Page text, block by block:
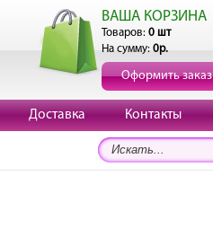
ВАША КОРЗИНА
Товаров: 0 шт
На сумму: 0р.
Оформить заказ
Доставка Контакты